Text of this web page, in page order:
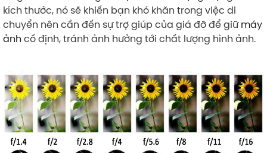
kích thước, nó sẽ khiến bạn khó khăn trong việc di
chuyển nên cần đến sự trợ giúp của giá đỡ để giữmáy
ảnh cố định, tránh ảnh hưởng tới chất lượng hình ảnh.